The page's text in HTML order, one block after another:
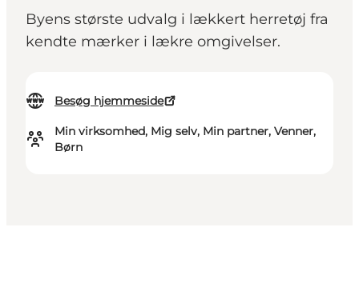
Byens største udvalg i lækkert herretøj fra
kendte mærker i lækre omgivelser.
Besøg hjemmeside
Min virksomhed, Mig selv, Min partner, Venner,
Børn